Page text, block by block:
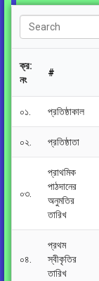
ক্র:
নং
#
০১. প্রতিষ্ঠাকাল
০২. প্রতিষ্ঠাতা
০৩.
প্রাথমিক
পাঠদানের
অনুমতির
তারিখ
০৪.
প্রথম
স্বীকৃতির
তারিখ